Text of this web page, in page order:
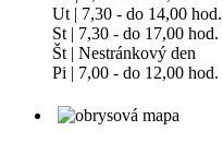
Ut | 7,30 - do 14,00 hod.
St | 7,30 - do 17,00 hod.
Št | Nestránkový den
Pi | 7,00 - do 12,00 hod.